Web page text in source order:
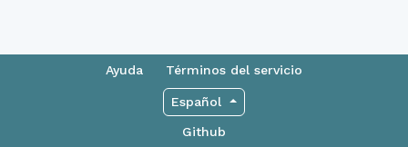
Ayuda Términos del servicio
Español
Github